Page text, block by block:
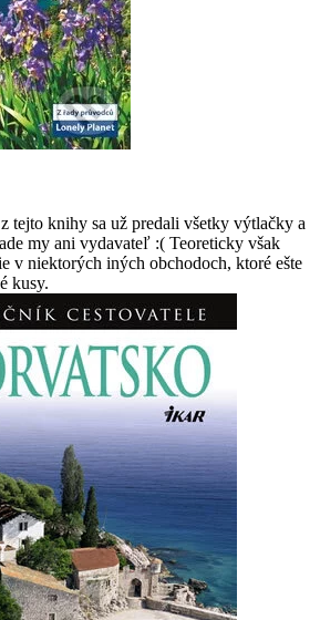
tejto knihy sa už predali všetky výtlačky a
my ani vydavateľ :( Teoreticky však
v niektorých iných obchodoch, ktoré ešte
kusy.